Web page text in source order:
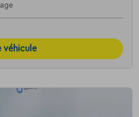
véhicule